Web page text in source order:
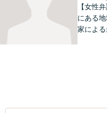
【女性
にある
家による